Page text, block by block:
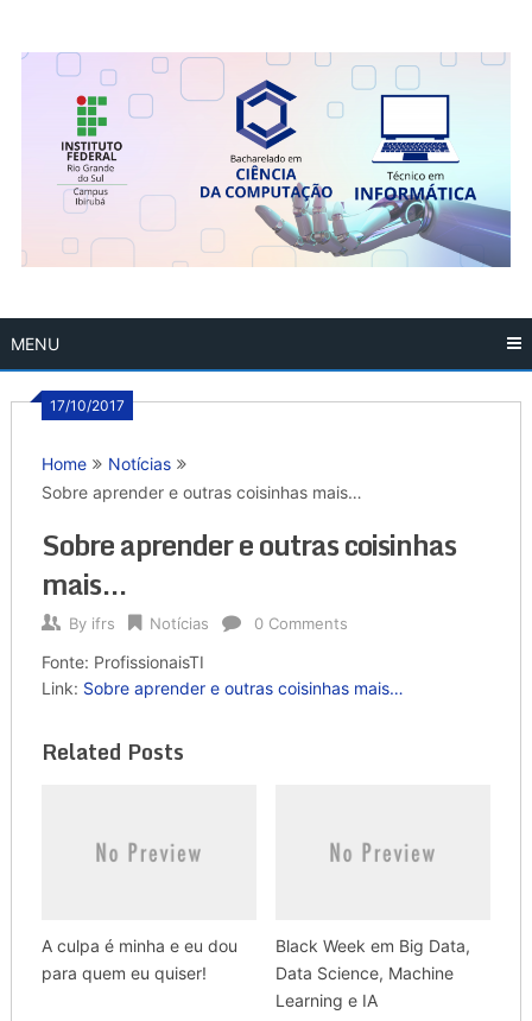
MENU
17/10/2017
Home
Notícias
Sobre aprender e outras coisinhas mais…
Sobre aprender e outras coisinhas
mais…
By ifrs Notícias 0 Comments
Fonte: ProfissionaisTI
Link: Sobre aprender e outras coisinhas mais…
Related Posts
A culpa é minha e eu dou
para quem eu quiser!
Black Week em Big Data,
Data Science, Machine
Learning e IA